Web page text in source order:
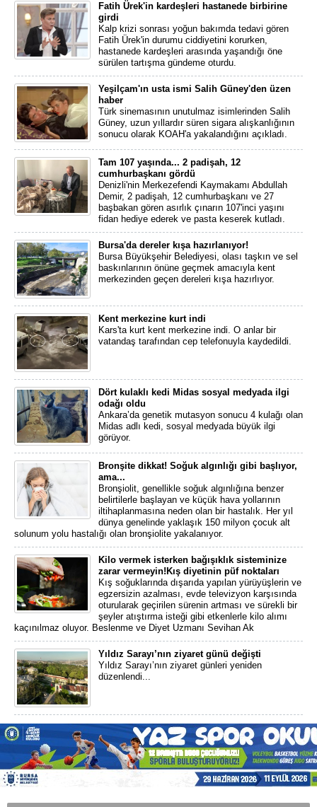
Fatih Ürek'in kardeşleri hastanede birbirine
girdi
Kalp krizi sonrası yoğun bakımda tedavi gören
Fatih Ürek'in durumu ciddiyetini korurken,
hastanede kardeşleri arasında yaşandığı öne
sürülen tartışma gündeme oturdu.
Yeşilçam'ın usta ismi Salih Güney'den üzen
haber
Türk sinemasının unutulmaz isimlerinden Salih
Güney, uzun yıllardır süren sigara alışkanlığının
sonucu olarak KOAH'a yakalandığını açıkladı.
Tam 107 yaşında... 2 padişah, 12
cumhurbaşkanı gördü
Denizli'nin Merkezefendi Kaymakamı Abdullah
Demir, 2 padişah, 12 cumhurbaşkanı ve 27
başbakan gören asırlık çınarın 107'inci yaşını
fidan hediye ederek ve pasta keserek kutladı.
Bursa'da dereler kışa hazırlanıyor!
Bursa Büyükşehir Belediyesi, olası taşkın ve sel
baskınlarının önüne geçmek amacıyla kent
merkezinden geçen dereleri kışa hazırlıyor.
Kent merkezine kurt indi
Kars'ta kurt kent merkezine indi. O anlar bir
vatandaş tarafından cep telefonuyla kaydedildi.
Dört kulaklı kedi Midas sosyal medyada ilgi
odağı oldu
Ankara’da genetik mutasyon sonucu 4 kulağı olan
Midas adlı kedi, sosyal medyada büyük ilgi
görüyor.
Bronşite dikkat! Soğuk algınlığı gibi başlıyor,
ama...
Bronşiolit, genellikle soğuk algınlığına benzer
belirtilerle başlayan ve küçük hava yollarının
iltihaplanmasına neden olan bir hastalık. Her yıl
dünya genelinde yaklaşık 150 milyon çocuk alt
solunum yolu hastalığı olan bronşiolite yakalanıyor.
Kilo vermek isterken bağışıklık sisteminize
zarar vermeyin!Kış diyetinin püf noktaları
Kış soğuklarında dışarıda yapılan yürüyüşlerin ve
egzersizin azalması, evde televizyon karşısında
oturularak geçirilen sürenin artması ve sürekli bir
şeyler atıştırma isteği gibi etkenlerle kilo alımı
kaçınılmaz oluyor. Beslenme ve Diyet Uzmanı Sevihan Ak
Yıldız Sarayı’nın ziyaret günü değişti
Yıldız Sarayı’nın ziyaret günleri yeniden
düzenlendi...